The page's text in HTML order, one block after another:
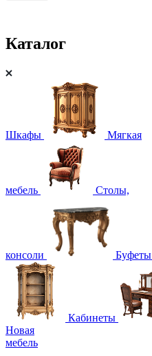
Каталог
Шкафы Мягкая
мебель Столы,
консоли Буфеты
Кабинеты
Новая
мебель